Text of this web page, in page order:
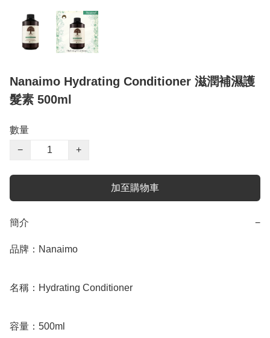
Nanaimo Hydrating Conditioner 滋潤補濕護
髮素 500ml
數量
−
+
加至購物車
簡介 −
品牌：Nanaimo
名稱：Hydrating Conditioner
容量：500ml